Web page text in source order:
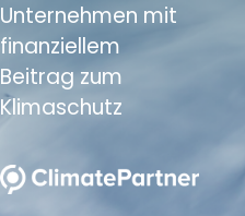
Unternehmen mit
finanziellem
Beitrag zum
Klimaschutz